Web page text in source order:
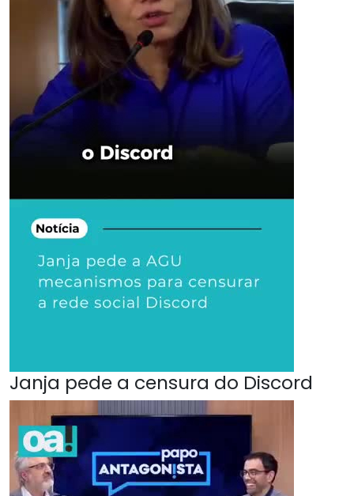
Janja pede a censura do Discord